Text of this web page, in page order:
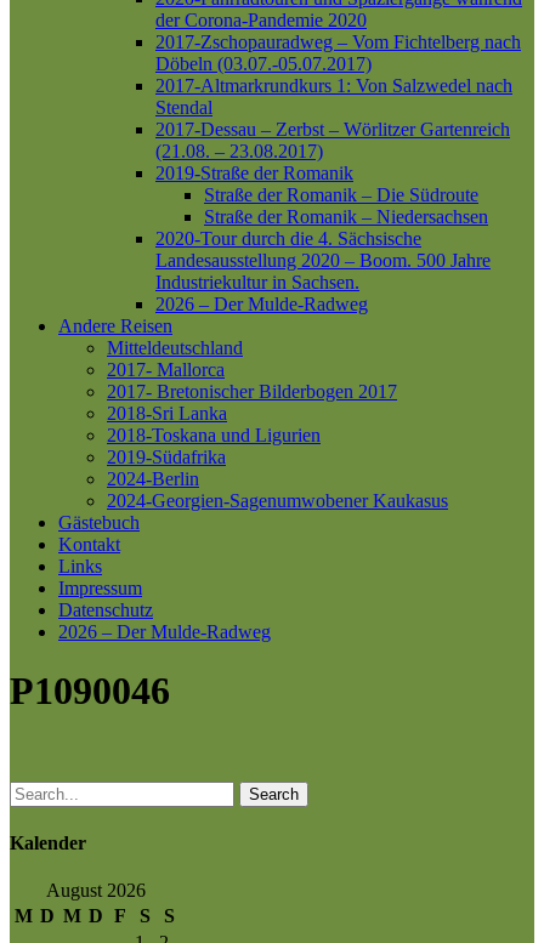
der Corona-Pandemie 2020
2017-Zschopauradweg – Vom Fichtelberg nach
Döbeln (03.07.-05.07.2017)
2017-Altmarkrundkurs 1: Von Salzwedel nach
Stendal
2017-Dessau – Zerbst – Wörlitzer Gartenreich
(21.08. – 23.08.2017)
2019-Straße der Romanik
Straße der Romanik – Die Südroute
Straße der Romanik – Niedersachsen
2020-Tour durch die 4. Sächsische
Landesausstellung 2020 – Boom. 500 Jahre
Industriekultur in Sachsen.
2026 – Der Mulde-Radweg
Andere Reisen
Mitteldeutschland
2017- Mallorca
2017- Bretonischer Bilderbogen 2017
2018-Sri Lanka
2018-Toskana und Ligurien
2019-Südafrika
2024-Berlin
2024-Georgien-Sagenumwobener Kaukasus
Gästebuch
Kontakt
Links
Impressum
Datenschutz
2026 – Der Mulde-Radweg
P1090046
Search
Kalender
August 2026
M D M D F S
S